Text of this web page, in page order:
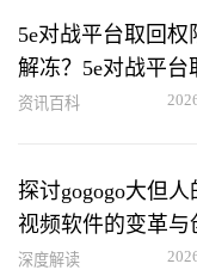
5e对战平台取回权
解冻？5e对战平台
结解冻方法
资讯百科
探讨gogogo大但
视频软件的变革与
深度解读